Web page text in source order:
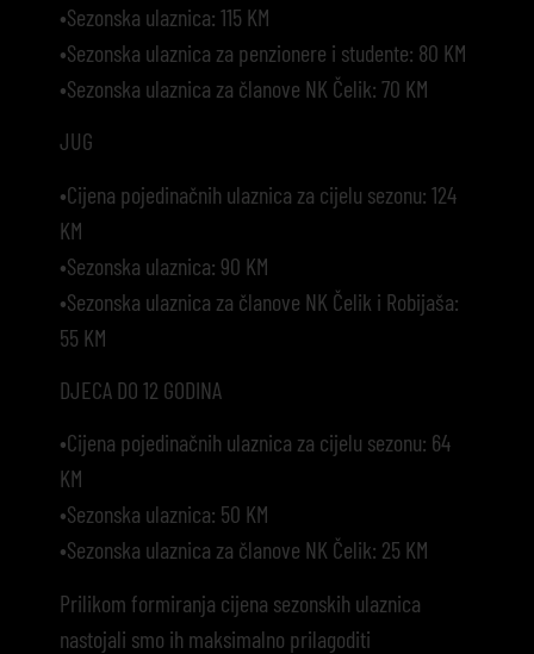
•Sezonska ulaznica: 115 KM
•Sezonska ulaznica za penzionere i studente: 80 KM
•Sezonska ulaznica za članove NK Čelik: 70 KM
JUG
•Cijena pojedinačnih ulaznica za cijelu sezonu: 124
KM
•Sezonska ulaznica: 90 KM
•Sezonska ulaznica za članove NK Čelik i Robijaša:
55 KM
DJECA DO 12 GODINA
•Cijena pojedinačnih ulaznica za cijelu sezonu: 64
KM
•Sezonska ulaznica: 50 KM
•Sezonska ulaznica za članove NK Čelik: 25 KM
Prilikom formiranja cijena sezonskih ulaznica
nastojali smo ih maksimalno prilagoditi